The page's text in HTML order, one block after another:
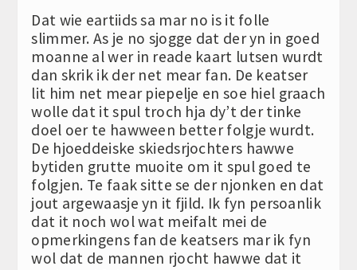
Dat wie eartiids sa mar no is it folle
slimmer. As je no sjogge dat der yn in goed
moanne al wer in reade kaart lutsen wurdt
dan skrik ik der net mear fan. De keatser
lit him net mear piepelje en soe hiel graach
wolle dat it spul troch hja dy’t der tinke
doel oer te hawween better folgje wurdt.
De hjoeddeiske skiedsrjochters hawwe
bytiden grutte muoite om it spul goed te
folgjen. Te faak sitte se der njonken en dat
jout argewaasje yn it fjild. Ik fyn persoanlik
dat it noch wol wat meifalt mei de
opmerkingens fan de keatsers mar ik fyn
wol dat de mannen rjocht hawwe dat it